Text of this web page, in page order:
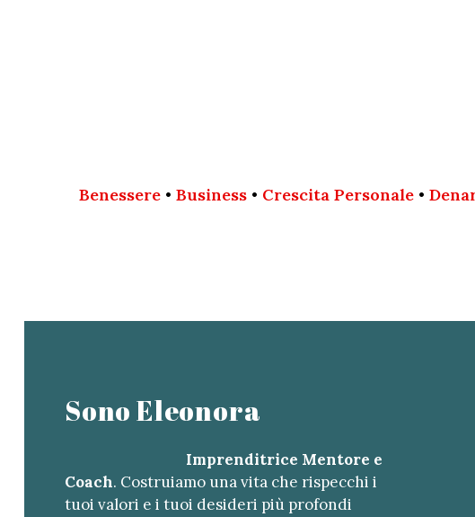
Benessere• Business• Crescita Personale•
Sono Eleonora
Imprenditrice Mentore e
Coach. Costruiamo una vita che rispecchi i
tuoi valori e i tuoi desideri più profondi